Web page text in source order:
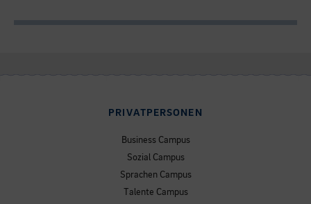
PRIVATPERSONEN
Business Campus
Sozial Campus
Sprachen Campus
Talente Campus